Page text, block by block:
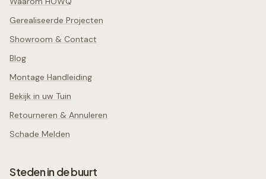
Gerealiseerde Projecten
Showroom & Contact
Blog
Montage Handleiding
Bekijk in uw Tuin
Retourneren & Annuleren
Schade Melden
Steden in de buurt